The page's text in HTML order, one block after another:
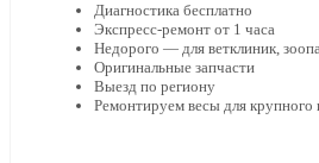
Диагностика бесплатно
Экспресс-ремонт от 1 часа
Недорого — для ветклиник,
Оригинальные запчасти
Выезд по региону
Ремонтируем весы для крупного